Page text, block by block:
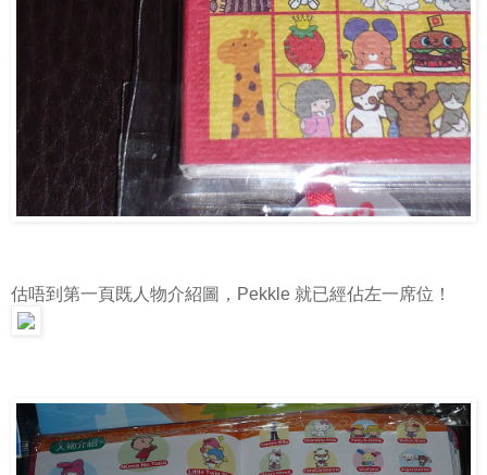
估唔到第一頁既人物介紹圖，Pekkle 就已經佔左一席位！